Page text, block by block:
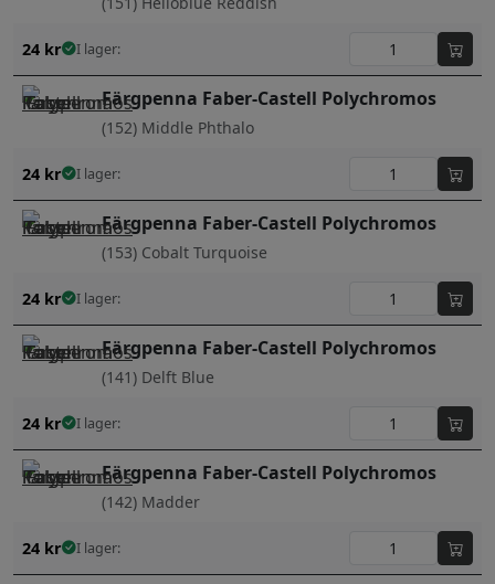
24 kr I lager:
Färgpenna Faber-Castell Polychromos
(152) Middle Phthalo
24 kr I lager:
Färgpenna Faber-Castell Polychromos
(153) Cobalt Turquoise
24 kr I lager:
Färgpenna Faber-Castell Polychromos
(141) Delft Blue
24 kr I lager:
Färgpenna Faber-Castell Polychromos
(142) Madder
24 kr I lager: